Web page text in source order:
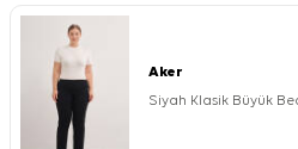
Aker
Siyah Klasik Büyük